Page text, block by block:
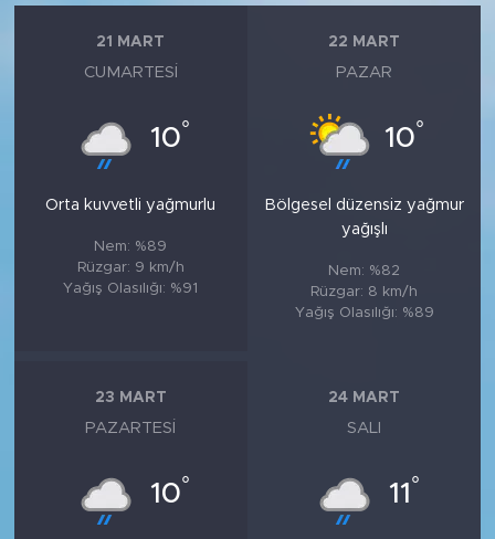
21 MART
CUMARTESI
10°
Orta kuvvetli yağmurlu
Nem: %89
Rüzgar: 9 km/h
Yağış Olasılığı: %91
22 MART
PAZAR
10°
Bölgesel düzensiz yağmur
yağışlı
Nem: %82
Rüzgar: 8 km/h
Yağış Olasılığı: %89
23 MART
PAZARTESI
10°
24 MART
SALI
11 °